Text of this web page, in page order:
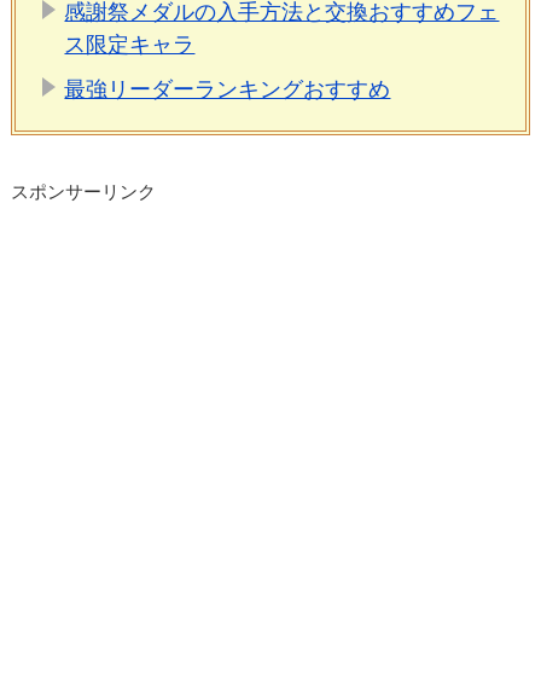
感謝祭メダルの入手方法と交換おすすめフェ
ス限定キャラ
最強リーダーランキングおすすめ
スポンサーリンク